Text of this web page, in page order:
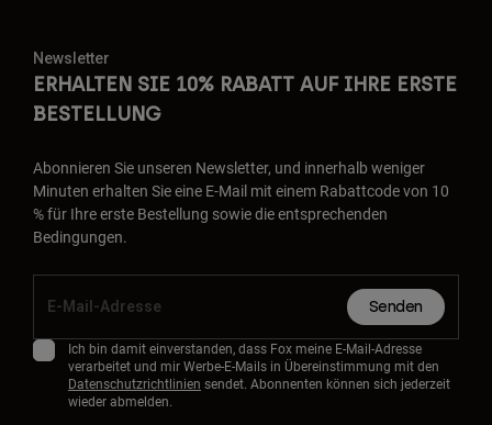
Newsletter
ERHALTEN SIE 10% RABATT AUF IHRE ERSTE
BESTELLUNG
Abonnieren Sie unseren Newsletter, und innerhalb weniger
Minuten erhalten Sie eine E-Mail mit einem Rabattcode von 10
% für Ihre erste Bestellung sowie die entsprechenden
Bedingungen.
Senden
Ich bin damit einverstanden, dass Fox meine E-Mail-Adresse
verarbeitet und mir Werbe-E-Mails in Übereinstimmung mit den
Datenschutzrichtlinien sendet. Abonnenten können sich jederzeit
wieder abmelden.